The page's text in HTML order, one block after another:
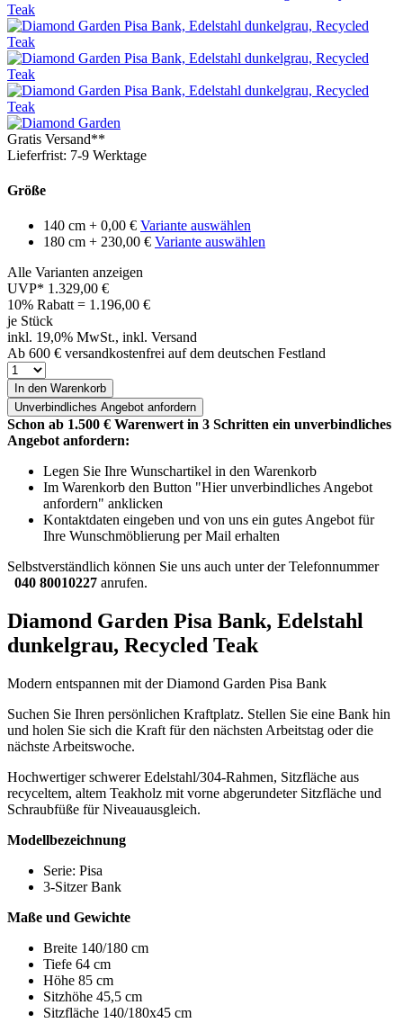
Gratis Versand**
Lieferfrist: 7-9 Werktage
Größe
140 cm + 0,00 € Variante auswählen
180 cm + 230,00 € Variante auswählen
Alle Varianten anzeigen
UVP* 1.329,00 €
10% Rabatt = 1.196,00 €
je Stück
inkl. 19,0% MwSt., inkl. Versand
Ab 600 € versandkostenfrei auf dem deutschen Festland
In den Warenkorb
Unverbindliches Angebot anfordern
Schon ab 1.500 € Warenwert in 3 Schritten ein unverbindliches
Angebot anfordern:
Legen Sie Ihre Wunschartikel in den Warenkorb
Im Warenkorb den Button "Hier unverbindliches Angebot
anfordern" anklicken
Kontaktdaten eingeben und von uns ein gutes Angebot für
Ihre Wunschmöblierung per Mail erhalten
Selbstverständlich können Sie uns auch unter der Telefonnummer
040 80010227 anrufen.
Diamond Garden Pisa Bank, Edelstahl
dunkelgrau, Recycled Teak
Modern entspannen mit der Diamond Garden Pisa Bank
Suchen Sie Ihren persönlichen Kraftplatz. Stellen Sie eine Bank hin
und holen Sie sich die Kraft für den nächsten Arbeitstag oder die
nächste Arbeitswoche.
Hochwertiger schwerer Edelstahl/304-Rahmen, Sitzfläche aus
recyceltem, altem Teakholz mit vorne abgerundeter Sitzfläche und
Schraubfüße für Niveauausgleich.
Modellbezeichnung
Serie: Pisa
3-Sitzer Bank
Maße und Gewichte
Breite 140/180 cm
Tiefe 64 cm
Höhe 85 cm
Sitzhöhe 45,5 cm
Sitzfläche 140/180x45 cm